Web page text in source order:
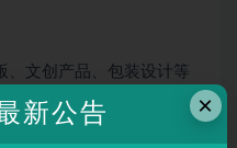
、文创产品、包装设计等
×
新公告